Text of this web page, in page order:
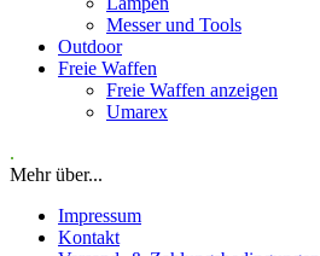
Messer und Tools
Outdoor
Freie Waffen
Freie Waffen anzeigen
Umarex
.
Mehr über...
Impressum
Kontakt